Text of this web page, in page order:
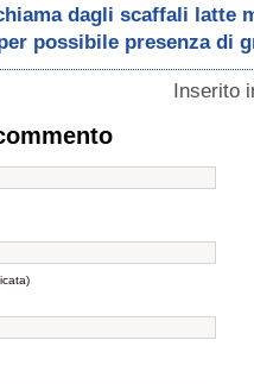
dagli scaffali latte
possibile presenza di
Inserito